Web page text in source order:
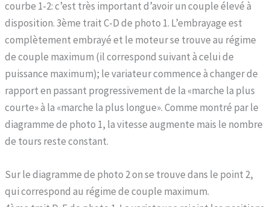
courbe 1-2: c’est très important d’avoir un couple élevé à
disposition. 3ème trait C-D de photo 1. L’embrayage est
complètement embrayé et le moteur se trouve au régime
de couple maximum (il correspond suivant à celui de
puissance maximum); le variateur commence à changer de
rapport en passant progressivement de la «marche la plus
courte» à la «marche la plus longue». Comme montré par le
diagramme de photo 1, la vitesse augmente mais le nombre
de tours reste constant.
Sur le diagramme de photo 2 on se trouve dans le point 2,
qui correspond au régime de couple maximum.